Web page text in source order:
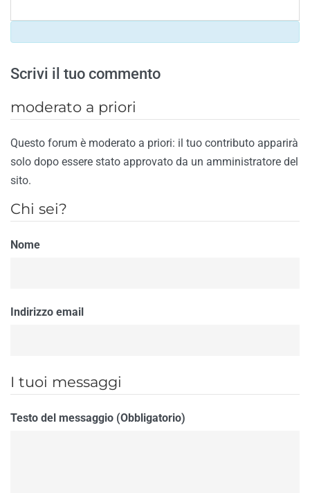
Scrivi il tuo commento
moderato a priori
Questo forum è moderato a priori: il tuo contributo apparirà
solo dopo essere stato approvato da un amministratore del
sito.
Chi sei?
Nome
Indirizzo email
I tuoi messaggi
Testo del messaggio (Obbligatorio)